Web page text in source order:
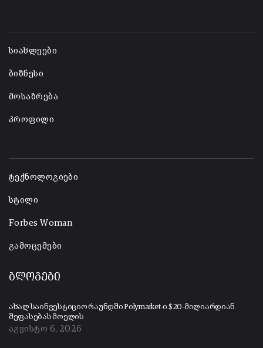
სიახლეები
ბიზნესი
მოსაზრება
პროფილი
ტექნოლოგიები
სტილი
Forbes Woman
გამოცემები
ბლოგები
ახალ საინვესტიციო რაუნდში Polymarket-ი $20-მილიარდიან
შეფასებას მოელის
აგვისტო 6, 2026